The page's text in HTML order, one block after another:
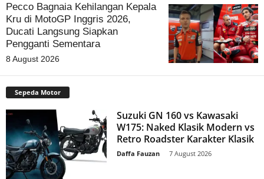
Pecco Bagnaia Kehilangan Kepala
Kru di MotoGP Inggris 2026,
Ducati Langsung Siapkan
Pengganti Sementara
8 August 2026
Sepeda Motor
Suzuki GN 160 vs Kawasaki
W175: Naked Klasik Modern vs
Retro Roadster Karakter Klasik
Daffa Fauzan 7 August 2026